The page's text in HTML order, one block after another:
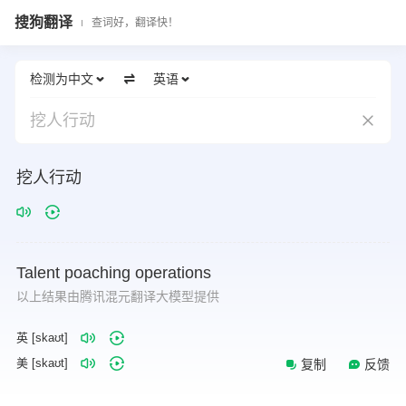
搜狗翻译 查词好，翻译快！
检测为中文 英语
挖人行动
挖人行动
Talent poaching operations
以上结果由腾讯混元翻译大模型提供
英 [skaʊt]
美 [skaʊt]
复制 反馈